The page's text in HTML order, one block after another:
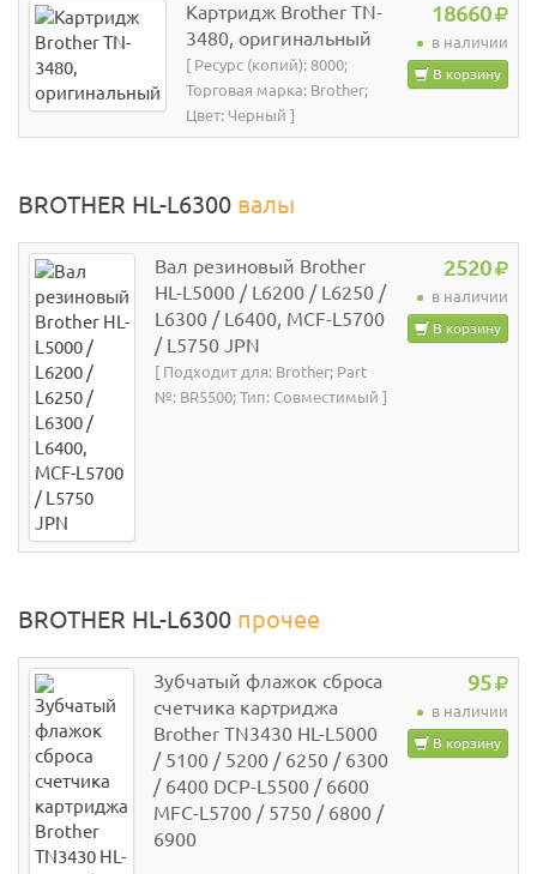
Картридж Brother TN-
3480, оригинальный
[ Ресурс (копий): 8000;
Торговая марка: Brother;
Цвет: Черный ]
18660
в наличии
В корзину
BROTHER HL-L6300 валы
Вал резиновый Brother
HL-L5000 / L6200 / L6250 /
L6300 / L6400, MCF-L5700
/ L5750 JPN
[ Подходит для: Brother; Part
№: BR5500; Тип: Совместимый ]
2520
в наличии
В корзину
BROTHER HL-L6300 прочее
Зубчатый флажок сброса
счетчика картриджа
Brother TN3430 HL-L5000
/ 5100 / 5200 / 6250 / 6300
/ 6400 DCP-L5500 / 6600
MFC-L5700 / 5750 / 6800 /
6900
95
в наличии
В корзину